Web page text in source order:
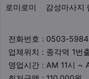
로미로미
감성마사지
전화번호 : 0503-
업체위치 : 종각역 1번
영업시간 : AM 11시 ~